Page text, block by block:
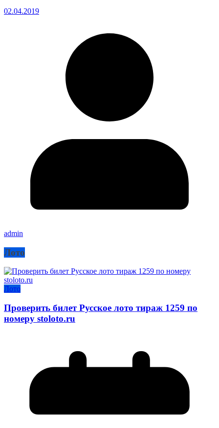
02.04.2019
admin
Лото
Лото
Проверить билет Русское лото тираж 1259 по
номеру stoloto.ru